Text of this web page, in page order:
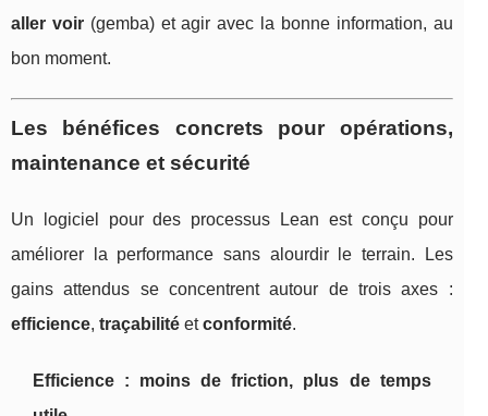
aller voir(gemba) et agir avec la bonne information, au
bon moment.
Les bénéfices concrets pour opérations,
maintenance et sécurité
Un logiciel pour des processus Lean est conçu pour
améliorer la performance sans alourdir le terrain. Les
gains attendus se concentrent autour de trois axes :
efficience, traçabilité etconformité.
Efficience : moins de friction, plus de temps